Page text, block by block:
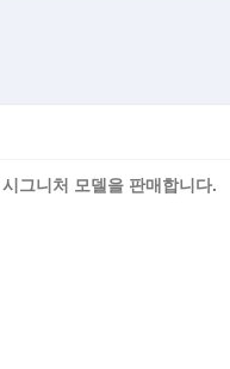
그니처 모델을 판매합니다.